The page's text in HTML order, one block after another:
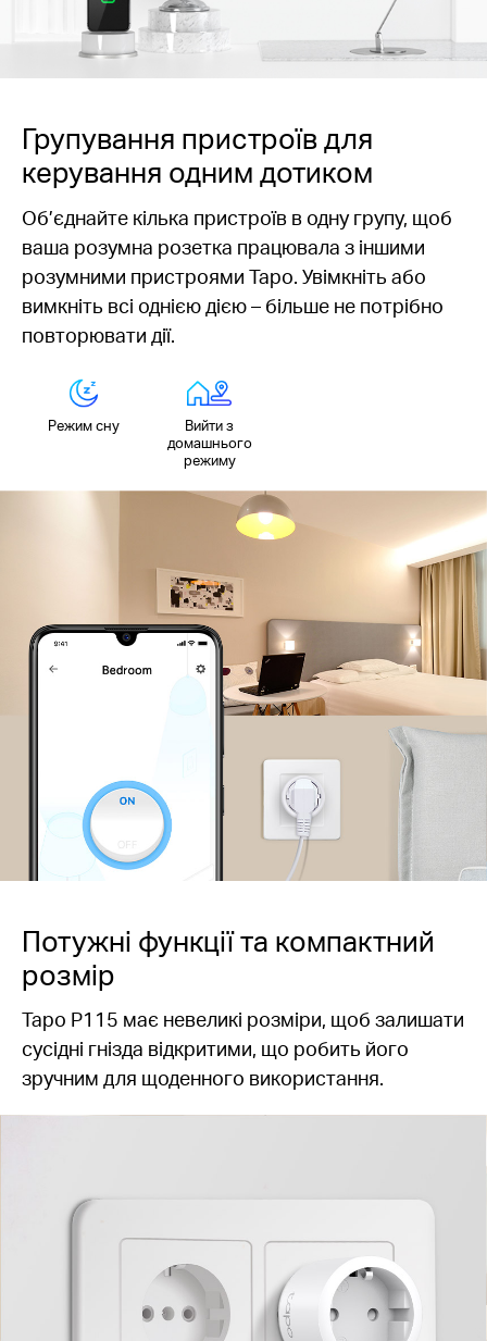
Групування пристроїв для
керування одним дотиком
Об’єднайте кілька пристроїв в одну групу, щоб
ваша розумна розетка працювала з іншими
розумними пристроями Tapo. Увімкніть або
вимкніть всі однією дією – більше не потрібно
повторювати дії.
Режим сну
Вийти з
домашнього
режиму
Потужні функції та компактний
розмір
Tapo P115 має невеликі розміри, щоб залишати
сусідні гнізда відкритими, що робить його
зручним для щоденного використання.